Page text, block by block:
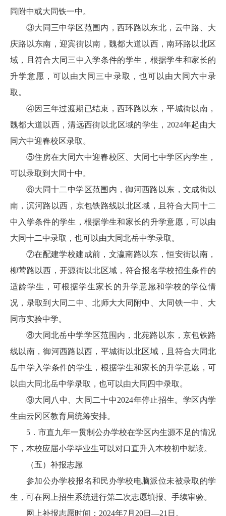
同附中或大同铁一中。
③大同三中学区范围内，西环路以东北，云中路、大
庆路以东南，迎宾街以南，魏都大道以西，南环路以北区
域，且符合大同三中入学条件的学生，根据学生和家长的
升学意愿，可以由大同三中录取，也可以由大同六中录
取。
④因三年过渡期已结束，西环路以东，平城街以南，
魏都大道以西，清远西街以北区域的学生，2024年起由大
同六中迎春校区录取。
⑤住房在大同六中迎春校区、大同七中学区内学生，
可以录取到大同十中。
⑥大同十二中学区范围内，御河西路以东，文成街以
南，滨河路以西，京包铁路线以北区域，且符合大同十二
中入学条件的学生，根据学生和家长的升学意愿，可以由
大同十二中录取，也可以由大同北岳中学录取。
⑦在配建学校建成前，文瀛南路以东，恒安街以南，
柳莺路以西，开源街以北区域，符合报名学校招生条件的
适龄学生，可根据学生家长的升学意愿和学校的学位情
况，录取到大同二中、北师大大同附中、大同铁一中、大
同市实验中学。
⑧大同北岳中学学区范围内，北苑路以东，京包铁路
线以南，御河西路以西，平城街以北区域，且符合大同北
岳中学入学条件的学生，根据学生和家长的升学意愿，可
以由大同北岳中学录取，也可以由大同四中录取。
⑨大同八中、大同二十中2024年停止招生。学区内学
生由云冈区教育局统筹安排。
5．市直九年一贯制公办学校在学区内生源不足的情况
下，本校应届小学毕业生可以对口直升入本校初中就读。
（五）补报志愿
参加公办学校报名和民办学校电脑派位未被录取的学
生，可在网上招生系统进行第二次志愿填报、手续审验。
网上补报志愿时间：2024年7月20日—21日。